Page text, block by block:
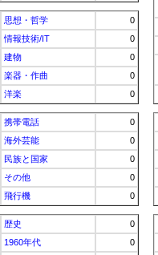
思想・哲学
0
情報技術/IT
0
建物
0
楽器・作曲
0
洋楽 0
携帯電話
0
海外芸能
0
民族と国家
0
その他
0
飛行機 0
歴史
0
1960年代
0